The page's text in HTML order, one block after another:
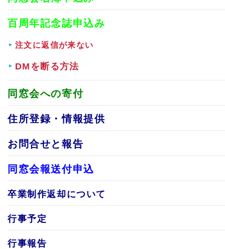
百周年記念誌申込み
注文に返信が来ない
DMを断る方法
同窓会への寄付
住所登録・情報提供
お問合せと報告
同窓会報送付申込
卒業制作返却について
行事予定
行事報告